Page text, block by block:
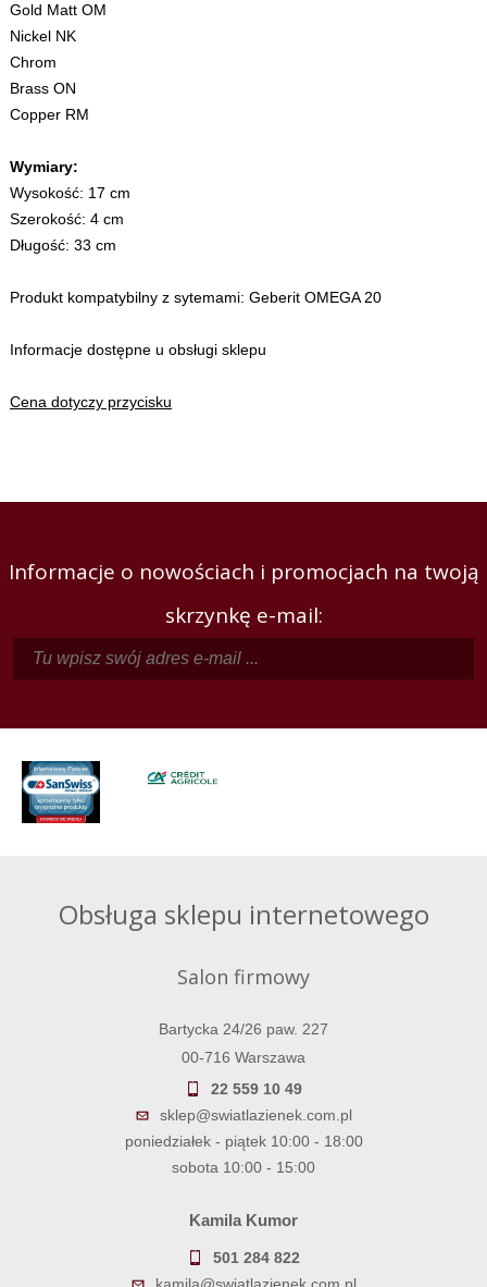
Gold Matt OM
Nickel NK
Chrom
Brass ON
Copper RM
Wymiary:
Wysokość: 17 cm
Szerokość: 4 cm
Długość: 33 cm
Produkt kompatybilny z sytemami: Geberit OMEGA 20
Informacje dostępne u obsługi sklepu
Cena dotyczy przycisku
Informacje o nowościach i promocjach na twoją
skrzynkę e-mail:
Obsługa sklepu internetowego
Salon firmowy
Bartycka 24/26 paw. 227
00-716 Warszawa
22 559 10 49
sklep@swiatlazienek.com.pl
poniedziałek - piątek 10:00 - 18:00
sobota 10:00 - 15:00
Kamila Kumor
501 284 822